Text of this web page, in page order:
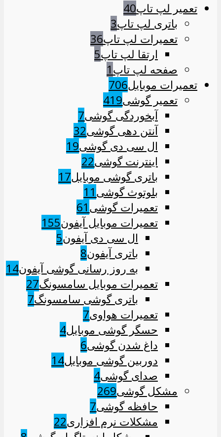
تعمیر لپ تاپ40
باتری لپ تاپ3
تعمیرات لپ تاپ36
ارتقا لپ تاپ5
صفحه لپ تاپ1
تعمیرات موبایل706
تعمیر گوشی419
آبخوردگی گوشی7
آنتن دهی گوشی32
ال سی دی گوشی19
اینترنت گوشی22
باتری گوشی موبایل17
بلوتوث گوشی11
تعمیرات گوشی61
تعمیرات موبایل آیفون155
ال سی دی آیفون5
باتری آیفون8
به روز رسانی گوشی آیفون14
تعمیرات موبایل سامسونگ27
باتری گوشی سامسونگ7
تعمیرات هواوی7
حسگر گوشی موبایل4
داغ شدن گوشی6
دوربین گوشی موبایل14
صدای گوشی4
مشکل گوشی269
حافظه گوشی7
مشکلات نرم افزاری22